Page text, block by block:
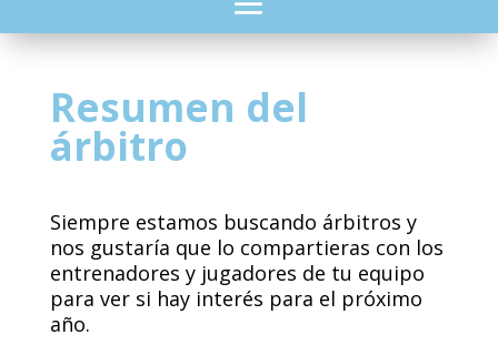
Resumen del
árbitro
Siempre estamos buscando árbitros y
nos gustaría que lo compartieras con los
entrenadores y jugadores de tu equipo
para ver si hay interés para el próximo
año.